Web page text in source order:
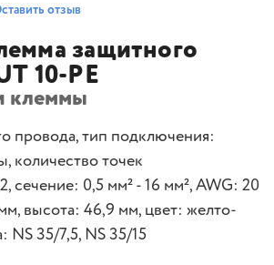
отзыв
защитного
10-PE
клеммы
провода, тип подключения:
количество точек
cечение: 0,5 мм² - 16 мм², AWG: 20
высота: 46,9 мм, цвет: желто-
NS 35/7,5, NS 35/15